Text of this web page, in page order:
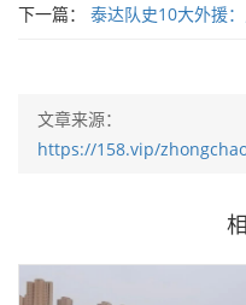
下一篇：
泰达队史10大外援
文章来源：
https://158.vip/